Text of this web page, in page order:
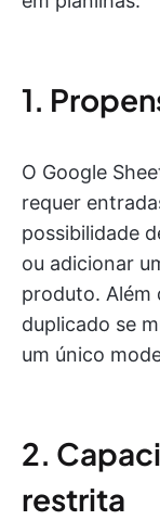
1.
O Google
requer
possibilidade
ou adicionar
produto. Além
duplicado se
um único
2.
restrita